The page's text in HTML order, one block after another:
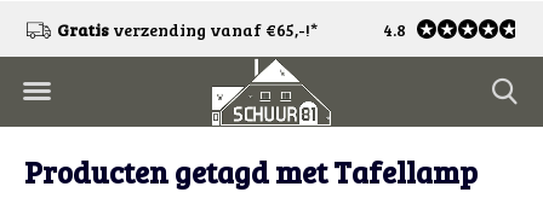
Gratis verzending vanaf €65,-!* Gratisretourneren*
4.8
Producten getagd met Tafellamp